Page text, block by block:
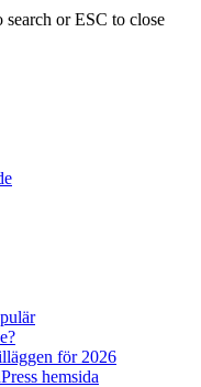
search or ESC to close
för 2026
hemsida